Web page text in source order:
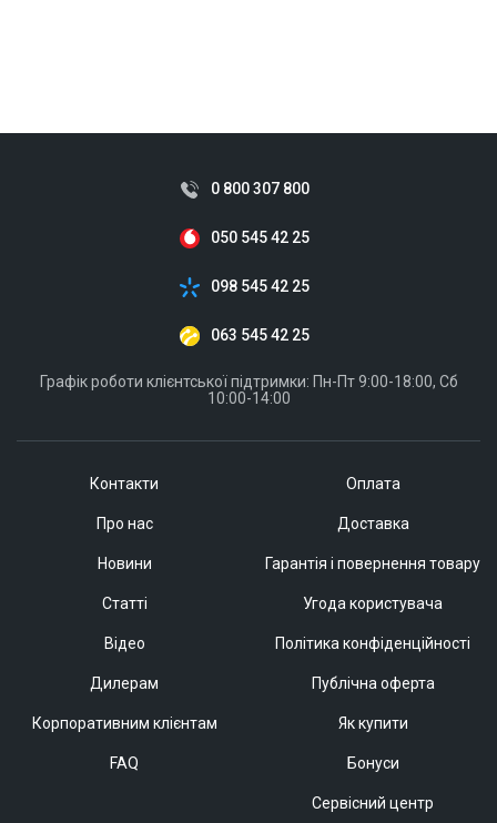
Контакти
Про нас
Новини
Статті
Відео
Дилерам
Корпоративним клієнтам
FAQ
Оплата
Доставка
Гарантія і повернення товару
Угода користувача
Політика конфіденційності
Публічна оферта
Як купити
Бонуси
Сервісний центр
0 800 307 800
050 545 42 25
098 545 42 25
063 545 42 25
Графік роботи клієнтської підтримки: Пн-Пт 9:00-18:00, Сб
10:00-14:00